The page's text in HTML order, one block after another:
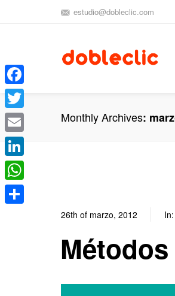
estudio@dobleclic.com
Monthly Archives
26th of marzo, 2012 In:
Facebook
Twitter
Email
LinkedIn
WhatsApp